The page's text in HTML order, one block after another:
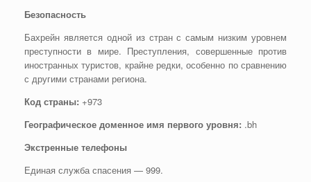
Безопасность
Бахрейн является одной из стран с самым низким уровнем
преступности в мире. Преступления, совершенные против
иностранных туристов, крайне редки, особенно по сравнению
с другими странами региона.
Код страны: +973
Географическое доменное имя первого уровня: .bh
Экстренные телефоны
Единая служба спасения — 999.